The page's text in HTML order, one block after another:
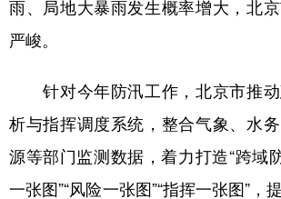
雨、局地大暴雨发生概率增大，北
严峻。
针对今年防汛工作，北京市推动
析与指挥调度系统，整合气象、水
源等部门监测数据，着力打造“跨域
一张图”“风险一张图”“指挥一张图”，